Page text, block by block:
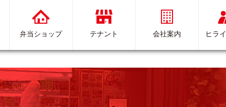
弁当ショップ テナント 会社案内 ヒラ